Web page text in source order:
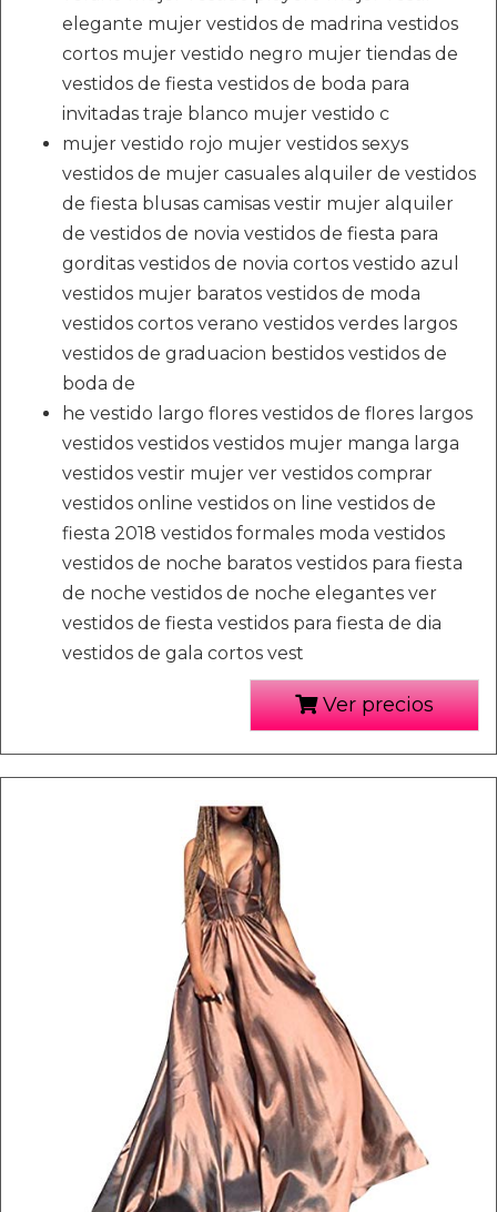
elegante mujer vestidos de madrina vestidos
cortos mujer vestido negro mujer tiendas de
vestidos de fiesta vestidos de boda para
invitadas traje blanco mujer vestido c
mujer vestido rojo mujer vestidos sexys
vestidos de mujer casuales alquiler de vestidos
de fiesta blusas camisas vestir mujer alquiler
de vestidos de novia vestidos de fiesta para
gorditas vestidos de novia cortos vestido azul
vestidos mujer baratos vestidos de moda
vestidos cortos verano vestidos verdes largos
vestidos de graduacion bestidos vestidos de
boda de
he vestido largo flores vestidos de flores largos
vestidos vestidos vestidos mujer manga larga
vestidos vestir mujer ver vestidos comprar
vestidos online vestidos on line vestidos de
fiesta 2018 vestidos formales moda vestidos
vestidos de noche baratos vestidos para fiesta
de noche vestidos de noche elegantes ver
vestidos de fiesta vestidos para fiesta de dia
vestidos de gala cortos vest
Ver precios